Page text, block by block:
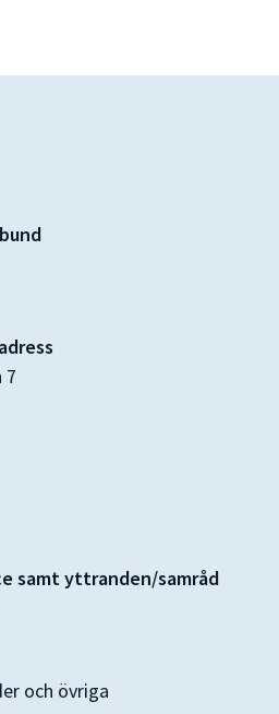
7
samt yttranden/samråd
och övriga